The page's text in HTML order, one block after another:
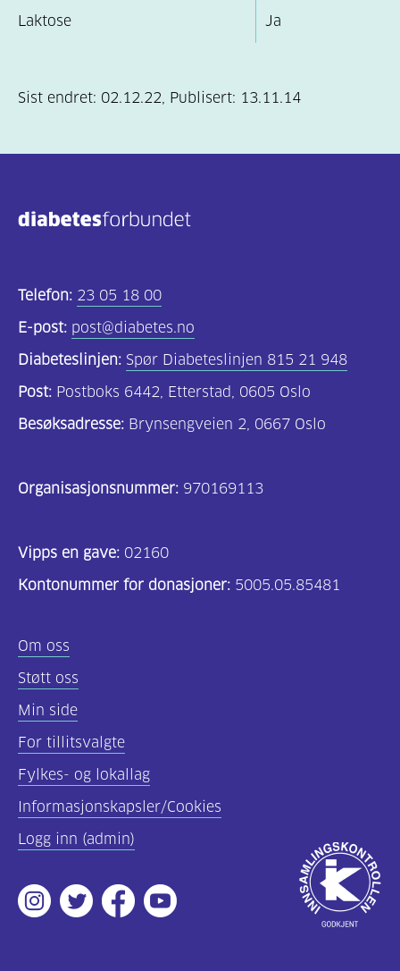
Laktose Ja
Sist endret: 02.12.22, Publisert: 13.11.14
Telefon: 23 05 18 00
E-post: post@diabetes.no
Diabeteslinjen: Spør Diabeteslinjen 815 21 948
Post: Postboks 6442, Etterstad, 0605 Oslo
Besøksadresse: Brynsengveien 2, 0667 Oslo
Organisasjonsnummer: 970169113
Vipps en gave: 02160
Kontonummer for donasjoner: 5005.05.85481
Om oss
Støtt oss
Min side
For tillitsvalgte
Fylkes- og lokallag
Informasjonskapsler/Cookies
Logg inn (admin)
Instagram
TwitterFacebookYoutube
Godkjent
av